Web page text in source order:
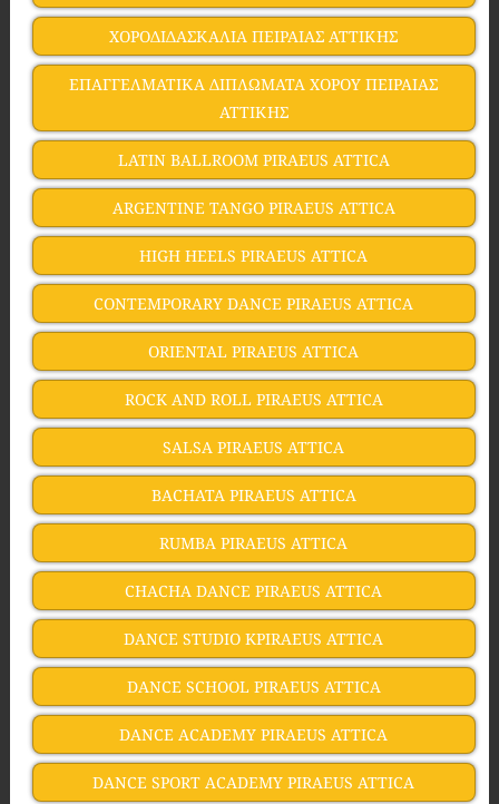
ΧΟΡΟΔΙΔΑΣΚΑΛΙΑ ΠΕΙΡΑΙΑΣ ΑΤΤΙΚΗΣ
ΕΠΑΓΓΕΛΜΑΤΙΚΑ ΔΙΠΛΩΜΑΤΑ ΧΟΡΟΥ ΠΕΙΡΑΙΑΣ
ΑΤΤΙΚΗΣ
LATIN BALLROOM PIRAEUS ATTICA
ARGENTINE TANGO PIRAEUS ATTICA
HIGH HEELS PIRAEUS ATTICA
CONTEMPORARY DANCE PIRAEUS ATTICA
ORIENTAL PIRAEUS ATTICA
ROCK AND ROLL PIRAEUS ATTICA
SALSA PIRAEUS ATTICA
BACHATA PIRAEUS ATTICA
RUMBA PIRAEUS ATTICA
CHACHA DANCE PIRAEUS ATTICA
DANCE STUDIO KPIRAEUS ATTICA
DANCE SCHOOL PIRAEUS ATTICA
DANCE ACADEMY PIRAEUS ATTICA
DANCE SPORT ACADEMY PIRAEUS ATTICA